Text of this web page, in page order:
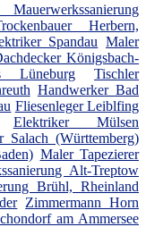
Mauerwerkssanierung
Herbern,
Spandau Maler
Königsbach-
Lüneburg
Tischler
Handwerker Bad
Fliesenleger Leiblfing
Elektriker Mülsen
Salach (Württemberg)
Maler Tapezierer
Alt-Treptow
Brühl, Rheinland
Zimmermann Horn
am Ammersee